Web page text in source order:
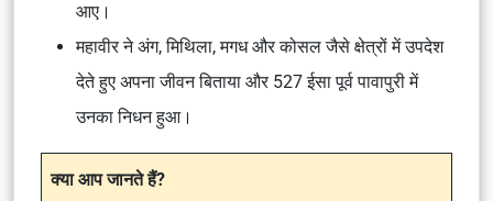
आए।
महावीर ने अंग, मिथिला, मगध और कोसल जैसे क्षेत्रों में उपदेश
देते हुए अपना जीवन बिताया और 527 ईसा पूर्व पावापुरी में
उनका निधन हुआ।
क्या आप जानते हैं?